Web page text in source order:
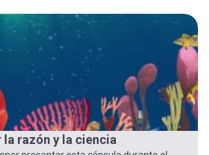
la razón y la ciencia